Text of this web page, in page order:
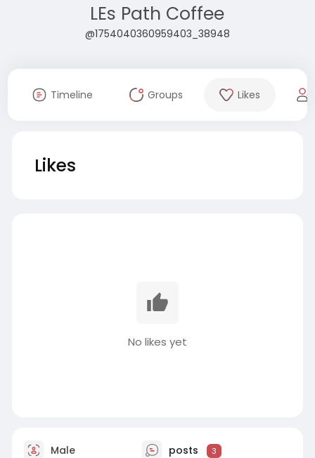
LEs Path Coffee
@1754040360959403_38948
Timeline Groups Likes
Likes
No likes yet
Male posts 3